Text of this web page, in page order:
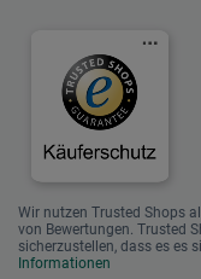
Wir nutzen Trusted Shops
von Bewertungen. Trusted
sicherzustellen, dass es es
Informationen